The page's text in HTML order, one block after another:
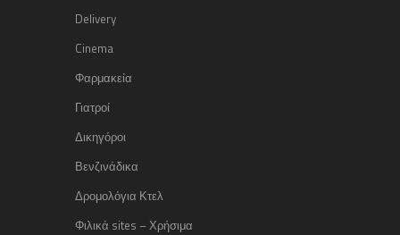
Delivery
Cinema
Φαρμακεία
Γιατροί
Δικηγόροι
Βενζινάδικα
Δρομολόγια Κτελ
Φιλικά sites – Χρήσιμα